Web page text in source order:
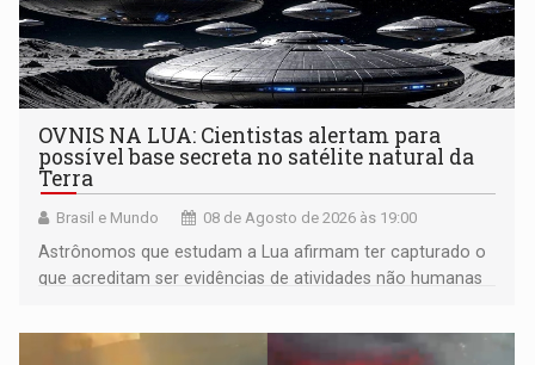
OVNIS NA LUA: Cientistas alertam para
possível base secreta no satélite natural da
Terra
Brasil e Mundo 08 de Agosto de 2026 às 19:00
Astrônomos que estudam a Lua afirmam ter capturado o
que acreditam ser evidências de atividades não humanas
órbita